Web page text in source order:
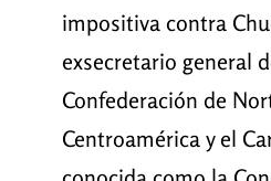
impositiva contra
exsecretario general
Confederación de
Centroamérica y el